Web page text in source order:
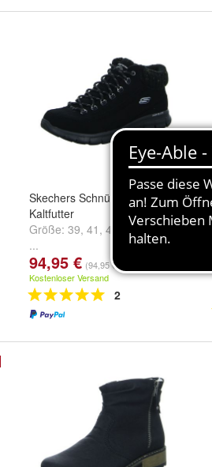
Skechers Schnürstiefelette
Kaltfutter
Größe: 39, 41 , 40 undweitere
...
94,95 € (94,95 €/)
Kostenloser Versand
2